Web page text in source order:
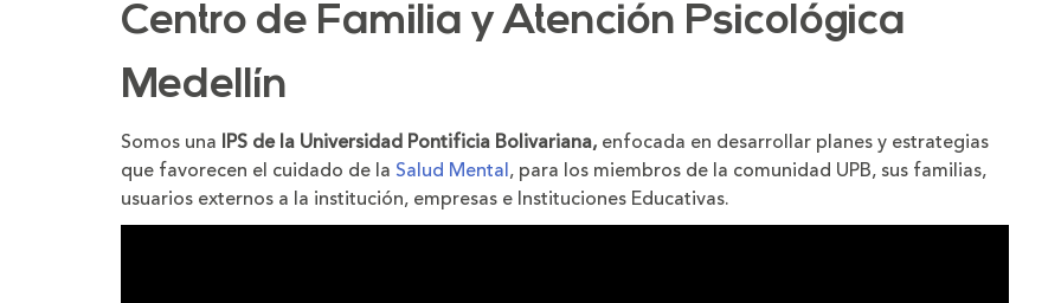
Centro de Familia y Atención Psicológica
Medellín
Somos una IPS de la Universidad Pontificia Bolivariana, enfocada en desarrollar planes y estrategias
que favorecen el cuidado de la Salud Mental, para los miembros de la comunidad UPB, sus familias,
usuarios externos a la institución, empresas e Instituciones Educativas.